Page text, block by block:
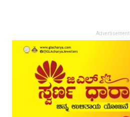
Advertisement